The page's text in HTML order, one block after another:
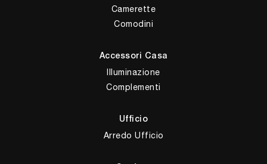
Camerette
Comodini
Accessori Casa
Illuminazione
Complementi
Ufficio
Arredo Ufficio